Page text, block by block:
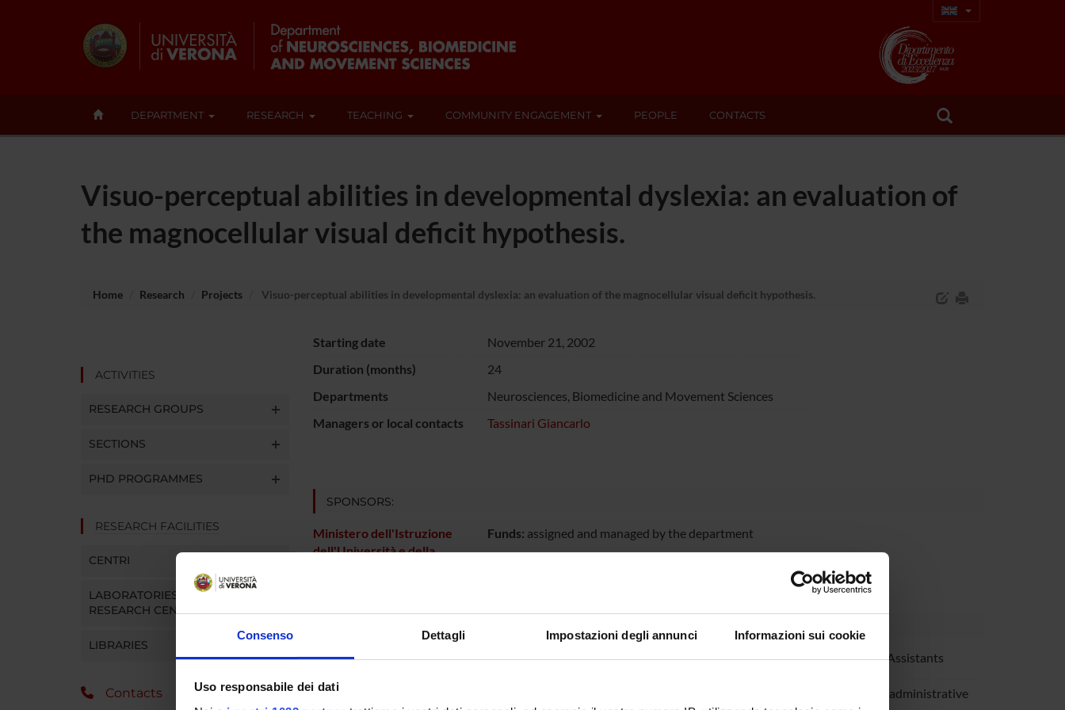
Consenso Dettagli Impostazioni degli annunci Informazioni sui cookie
Uso responsabile dei dati
DEPARTMENT RESEARCH TEACHING COMMUNITY ENGAGEMENT PEOPLE CONTACTS
Visuo-perceptual abilities in developmental dyslexia: an evaluation of
the magnocellular visual deficit hypothesis.
Home Research Projects Visuo-perceptual abilities in developmental dyslexia: an evaluation of the magnocellular visual deficit hypothesis.
ACTIVITIES
RESEARCH GROUPS
SECTIONS
PHD PROGRAMMES
RESEARCH FACILITIES
CENTRI
LABORATORIES AND
RESEARCH CENTRES
LIBRARIES
Contacts
Starting date
November 21, 2002
Duration (months)
24
Departments
Neurosciences, Biomedicine and Movement Sciences
Managers or local contacts
Tassinari Giancarlo
SPONSORS:
Ministero dell'Istruzione
dell'Università e della
Funds: assigned and managed by the department
Gianni Finizia
Andrea Peru
Giancarlo Tassinari Research Assistants
Technical-administrative